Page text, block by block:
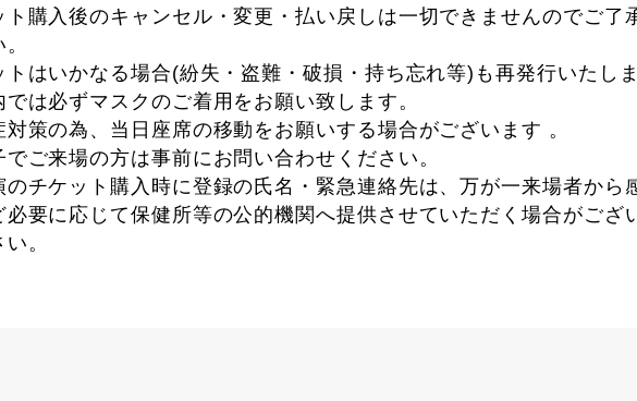
購入後のキャンセル・変更・払い戻しは一切できませんのでご了
はいかなる場合(紛失・盗難・破損・持ち忘れ等)も再発行いたしま
は必ずマスクのご着用をお願い致します。
策の為、当日座席の移動をお願いする場合がございます 。
ご来場の方は事前にお問い合わせください。
チケット購入時に登録の氏名・緊急連絡先は、万が一来場者から
必要に応じて保健所等の公的機関へ提供させていただく場合がござ
。